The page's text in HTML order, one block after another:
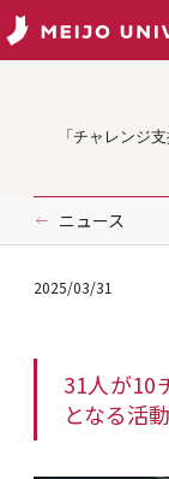
「チャレンジ
ニュース
2025/03/31
31人が10
となる活